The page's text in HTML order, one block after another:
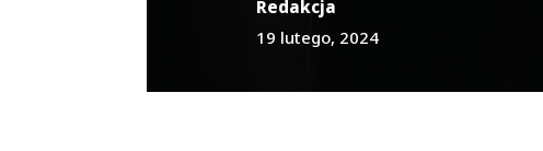
Redakcja
19 lutego, 2024